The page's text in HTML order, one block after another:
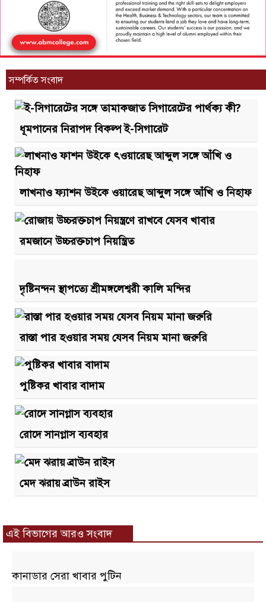
সম্পর্কিত সংবাদ
ধূমপানের নিরাপদ বিকল্প ই-সিগারেট
লাখনাও ফ্যাশন উইকে ওয়ারেছ আব্দুল সঙ্গে আঁখি ও নিহাফ
রমজানে উচ্চরক্তচাপ নিয়ন্ত্রিত
দৃষ্টিনন্দন স্থাপত্যে শ্রীমঙ্গলেশ্বরী কালি মন্দির
রাস্তা পার হওয়ার সময় যেসব নিয়ম মানা জরুরি
পুষ্টিকর খাবার বাদাম
রোদে সানগ্লাস ব্যবহার
মেদ ঝরায় ব্রাউন রাইস
এই বিভাগের আরও সংবাদ
কানাডার সেরা খাবার পুটিন